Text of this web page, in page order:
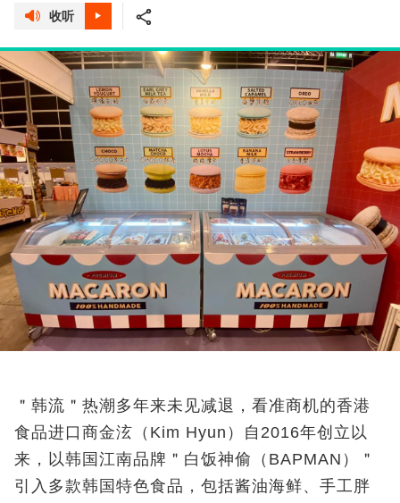
收听
＂韩流＂热潮多年来未见减退，看准商机的香港
食品进口商金泫（ Kim Hyun ）自 2016年创立以
来，以韩国江南品牌＂白饭神偷（ BAPMAN ）＂
引入多款韩国特色食品，包括酱油海鲜、手工胖